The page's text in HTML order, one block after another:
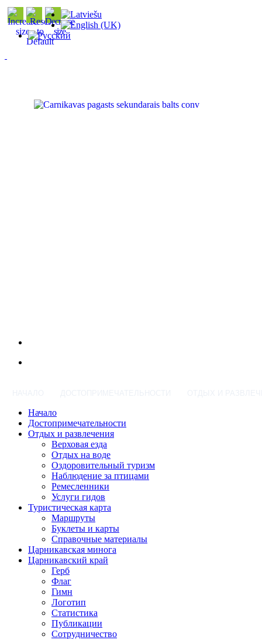
Начало
Достопримечательности
Отдых и развлечения
Верховая езда
Отдых на воде
Оздоровительный туризм
Наблюдение за птицами
Ремесленники
Услуги гидов
Туристическая карта
Маршруты
Буклеты и карты
Справочные материалы
Царникавская минога
Царникавский край
Герб
Флаг
Гимн
Логотип
Статистика
Публикации
Сотрудничество